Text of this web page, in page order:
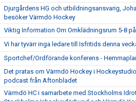
Djurgårdens HG och utbildningsansvarig,
besöker Värmdö Hockey
Viktig Information Om Omklädningsrum 5-8
Vi har tyvärr inga ledare till Isfritids denna
Sportchef/Ordförande konferens -
Det pratas om Värmdö Hockey i
podcast från Aftonbladet
Värmdö HC i samarbete med Stockholms